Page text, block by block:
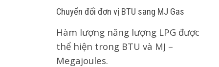
Chuyển đổi đơn vị BTU sang MJ Gas
Hàm lượng năng lượng LPG được
thể hiện trong BTU và MJ –
Megajoules.